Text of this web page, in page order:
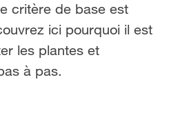
critère de base est
ici pourquoi il est
les plantes et
à pas.